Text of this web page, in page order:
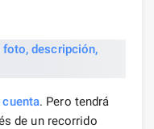
cuenta. Pero tendrá
de un recorrido